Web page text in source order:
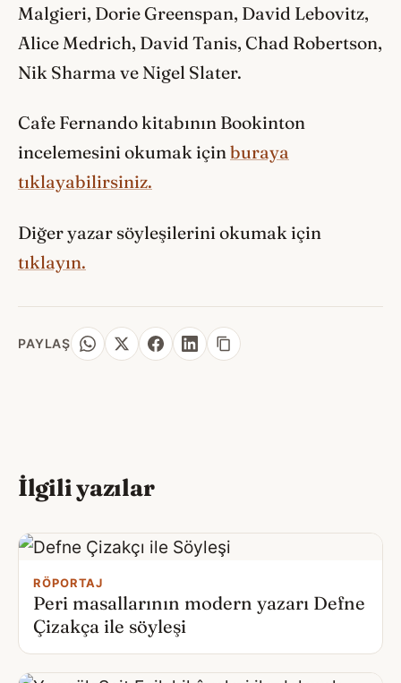
Malgieri, Dorie Greenspan, David Lebovitz,
Alice Medrich, David Tanis, Chad Robertson,
Nik Sharma ve Nigel Slater.
Cafe Fernando kitabının Bookinton
incelemesini okumak içinburaya
tıklayabilirsiniz.
Diğer yazar söyleşilerini okumak için
tıklayın.
PAYLAŞ
İlgili yazılar
RÖPORTAJ
Peri masallarının modern yazarı Defne
Çizakça ile söyleşi